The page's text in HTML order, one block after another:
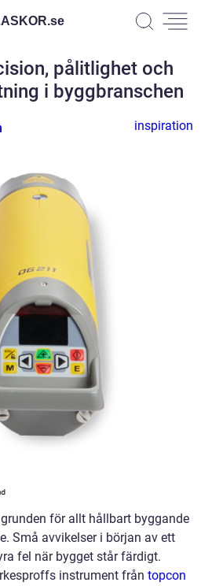
se
pålitlighet och
i byggbranschen
inspiration
för allt hållbart byggande
Små avvikelser i början av ett
fel när bygget står färdigt.
instrument från topcon